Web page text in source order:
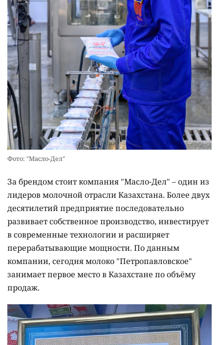
Фото: "Масло-Дел"
За брендом стоит компания "Масло-Дел" – один из
лидеров молочной отрасли Казахстана. Более двух
десятилетий предприятие последовательно
развивает собственное производство, инвестирует
в современные технологии и расширяет
перерабатывающие мощности. По данным
компании, сегодня молоко "Петропавловское"
занимает первое место в Казахстане по объёму
продаж.